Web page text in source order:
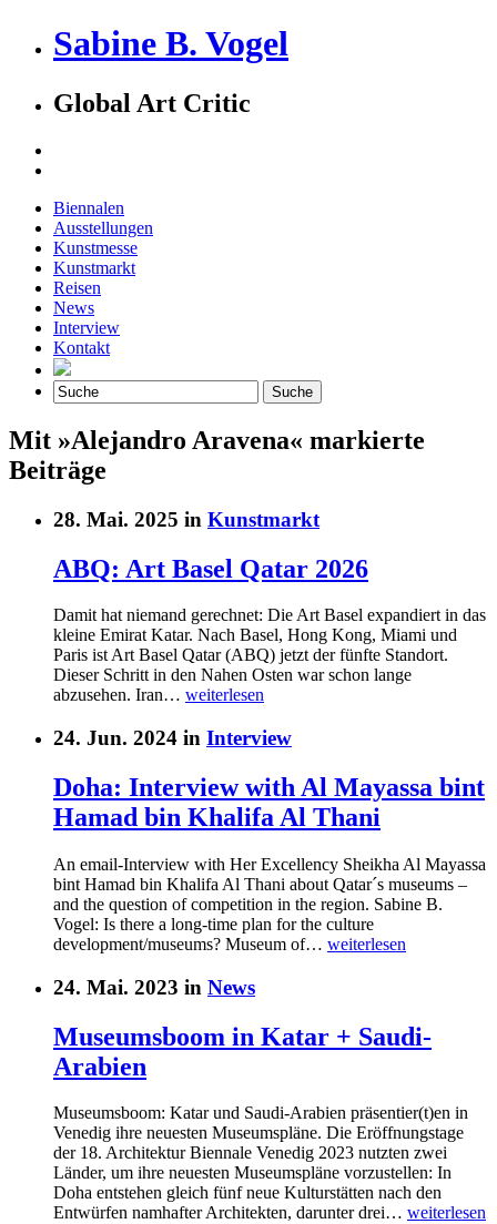
Sabine B. Vogel
Global Art Critic
Biennalen
Ausstellungen
Kunstmesse
Kunstmarkt
Reisen
News
Interview
Kontakt
Mit »Alejandro Aravena« markierte
Beiträge
28. Mai. 2025 in Kunstmarkt
ABQ: Art Basel Qatar 2026
Damit hat niemand gerechnet: Die Art Basel expandiert in das
kleine Emirat Katar. Nach Basel, Hong Kong, Miami und
Paris ist Art Basel Qatar (ABQ) jetzt der fünfte Standort.
Dieser Schritt in den Nahen Osten war schon lange
abzusehen. Iran… weiterlesen
24. Jun. 2024 in Interview
Doha: Interview with Al Mayassa bint
Hamad bin Khalifa Al Thani
An email-Interview with Her Excellency Sheikha Al Mayassa
bint Hamad bin Khalifa Al Thani about Qatar´s museums –
and the question of competition in the region. Sabine B.
Vogel: Is there a long-time plan for the culture
development/museums? Museum of… weiterlesen
24. Mai. 2023 in News
Museumsboom in Katar + Saudi-
Arabien
Museumsboom: Katar und Saudi-Arabien präsentier(t)en in
Venedig ihre neuesten Museumspläne. Die Eröffnungstage
der 18. Architektur Biennale Venedig 2023 nutzten zwei
Länder, um ihre neuesten Museumspläne vorzustellen: In
Doha entstehen gleich fünf neue Kulturstätten nach den
Entwürfen namhafter Architekten, darunter drei… weiterlesen